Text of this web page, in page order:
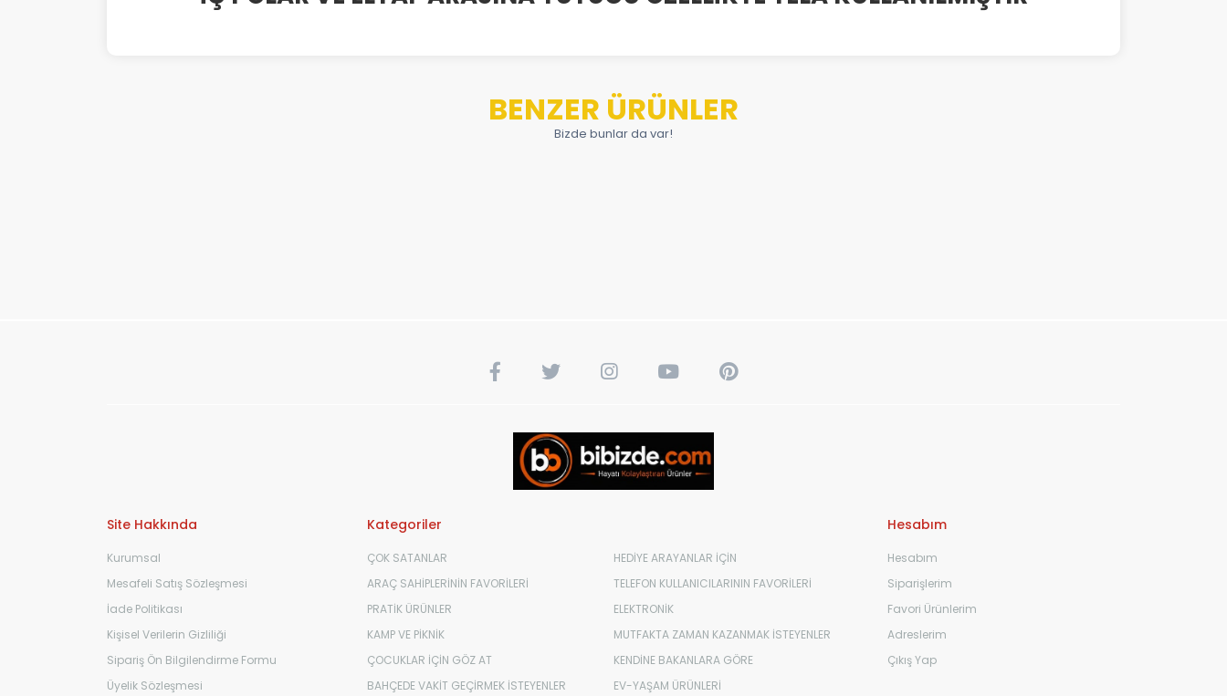
BENZER ÜRÜNLER
Bizde bunlar da var!
Site Hakkında
Kurumsal
Mesafeli Satış Sözleşmesi
İade Politikası
Kişisel Verilerin Gizliliği
Sipariş Ön Bilgilendirme Formu
Üyelik Sözleşmesi
Kategoriler
ÇOK SATANLAR
HEDİYE ARAYANLAR İÇİN
ARAÇ SAHİPLERİNİN FAVORİLERİ
TELEFON KULLANICILARININ FAVORİLERİ
PRATİK ÜRÜNLER
ELEKTRONİK
KAMP VE PİKNİK
MUTFAKTA ZAMAN KAZANMAK İSTEYENLER
ÇOCUKLAR İÇİN GÖZ AT
KENDİNE BAKANLARA GÖRE
BAHÇEDE VAKİT GEÇİRMEK İSTEYENLER
EV-YAŞAM ÜRÜNLERİ
Hesabım
Hesabım
Siparişlerim
Favori Ürünlerim
Adreslerim
Çıkış Yap